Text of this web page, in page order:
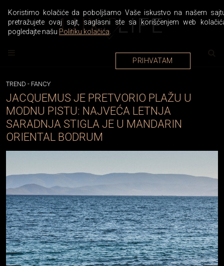
TREND - FANCY
JACQUEMUS JE PRETVORIO PLAŽU U
MODNU PISTU: NAJVEĆA LETNJA
SARADNJA STIGLA JE U MANDARIN
ORIENTAL BODRUM
Koristimo kolačiće da poboljšamo Vaše iskustvo na našem
pretražujete ovaj sajt, saglasni ste sa korišćenjem web
pogledajte našu Politiku kolačića
PRIHVATAM